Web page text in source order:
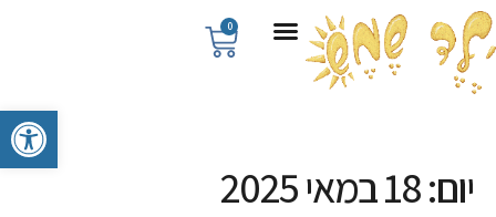
פתח
0
יום:18 במאי 2025